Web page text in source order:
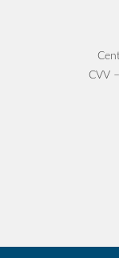
CVV